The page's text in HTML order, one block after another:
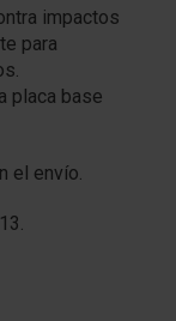
impactos
para
placa base
el envío.